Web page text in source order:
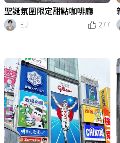
聖誕氛圍限定甜點咖啡廳
EJ
277